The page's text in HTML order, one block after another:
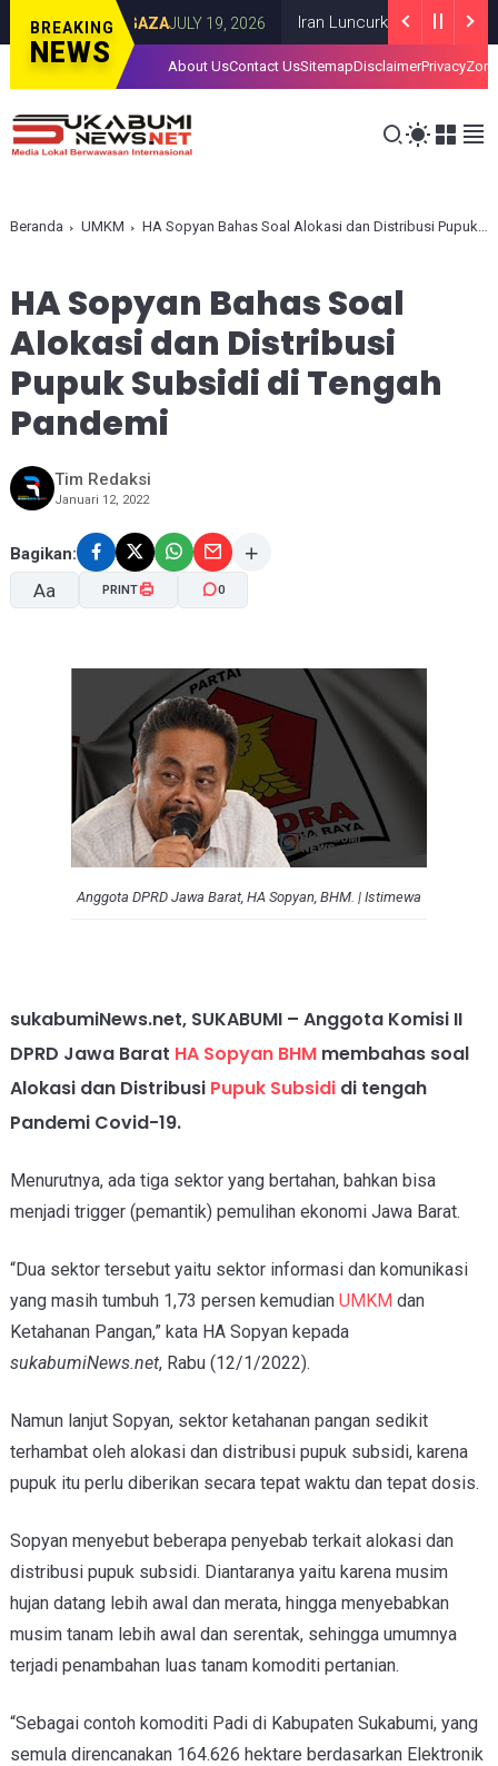
BREAKING
NEWS
Gaza GAZAJULY 19, 2026 Iran Luncurkan Rudal ke
About UsContact UsSitemapDisclaimerPrivacy
Beranda UMKM HA Sopyan Bahas Soal Alokasi dan Distribusi Pupuk Subsidi di Tengah Pandemi
HA Sopyan Bahas Soal
Alokasi dan Distribusi
Pupuk Subsidi di Tengah
Pandemi
Tim Redaksi
Januari 12, 2022
Bagikan:
Aa
A+
PRINT 0
Anggota DPRD Jawa Barat, HA Sopyan, BHM. | Istimewa
sukabumiNews.net, SUKABUMI – Anggota Komisi II
DPRD Jawa Barat HA Sopyan BHMmembahas soal
Alokasi dan Distribusi Pupuk Subsididi tengah
Pandemi Covid-19.
Menurutnya, ada tiga sektor yang bertahan, bahkan bisa
menjadi trigger (pemantik) pemulihan ekonomi Jawa Barat.
“Dua sektor tersebut yaitu sektor informasi dan komunikasi
yang masih tumbuh 1,73 persen kemudian UMKM dan
Ketahanan Pangan,” kata HA Sopyan kepada
sukabumiNews.net, Rabu (12/1/2022).
Namun lanjut Sopyan, sektor ketahanan pangan sedikit
terhambat oleh alokasi dan distribusi pupuk subsidi, karena
pupuk itu perlu diberikan secara tepat waktu dan tepat dosis.
Sopyan menyebut beberapa penyebab terkait alokasi dan
distribusi pupuk subsidi. Diantaranya yaitu karena musim
hujan datang lebih awal dan merata, hingga menyebabkan
musim tanam lebih awal dan serentak, sehingga umumnya
terjadi penambahan luas tanam komoditi pertanian.
“Sebagai contoh komoditi Padi di Kabupaten Sukabumi, yang
semula direncanakan 164.626 hektare berdasarkan Elektronik